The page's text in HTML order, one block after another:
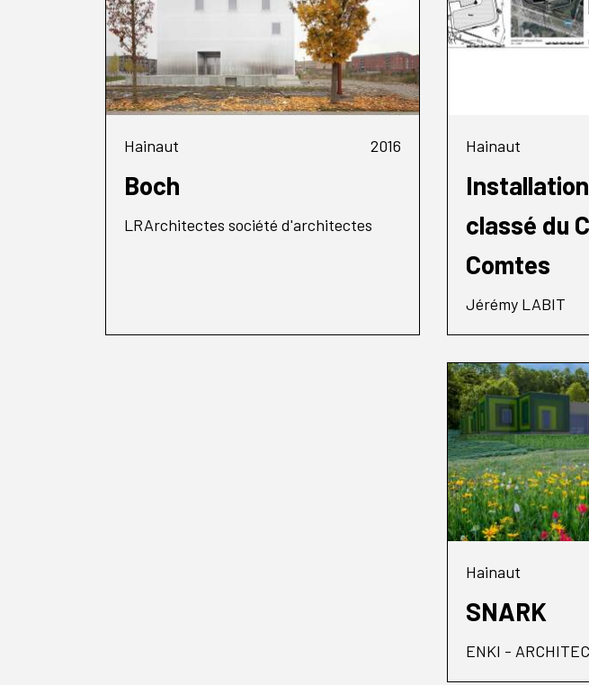
Hainaut 2016
Boch
LRArchitectes société d'architectes
Hainaut
classé du
Comtes
Jérémy LABIT
Hainaut
SNARK
ENKI -